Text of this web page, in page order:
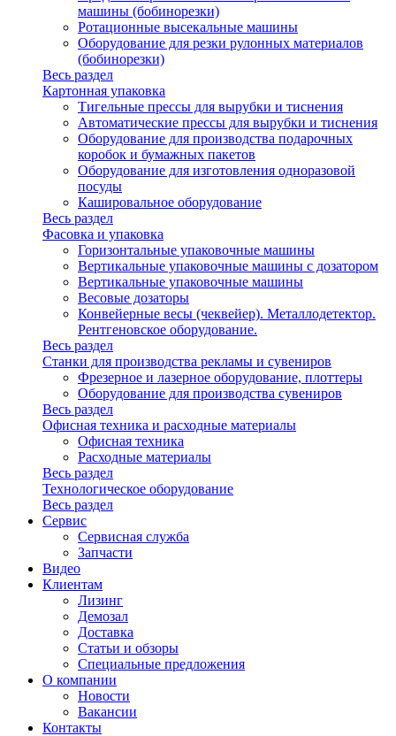
машины (бобинорезки)
Ротационные высекальные машины
Оборудование для резки рулонных материалов
(бобинорезки)
Весь раздел
Картонная упаковка
Тигельные прессы для вырубки и тиснения
Автоматические прессы для вырубки и тиснения
Оборудование для производства подарочных
коробок и бумажных пакетов
Оборудование для изготовления одноразовой
посуды
Кашировальное оборудование
Весь раздел
Фасовка и упаковка
Горизонтальные упаковочные машины
Вертикальные упаковочные машины с дозатором
Вертикальные упаковочные машины
Весовые дозаторы
Конвейерные весы (чеквейер). Металлодетектор.
Рентгеновское оборудование.
Весь раздел
Станки для производства рекламы и сувениров
Фрезерное и лазерное оборудование, плоттеры
Оборудование для производства сувениров
Весь раздел
Офисная техника и расходные материалы
Офисная техника
Расходные материалы
Весь раздел
Технологическое оборудование
Весь раздел
Сервис
Сервисная служба
Запчасти
Видео
Клиентам
Лизинг
Демозал
Доставка
Статьи и обзоры
Специальные предложения
О компании
Новости
Вакансии
Контакты